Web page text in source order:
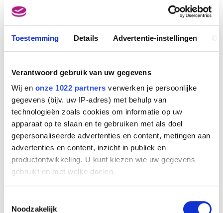
Toestemming Details Advertentie-instellingen
Verantwoord gebruik van uw gegevens
Wij en onze 1022 partners verwerken je persoonlijke
gegevens (bijv. uw IP-adres) met behulp van
technologieën zoals cookies om informatie op uw
apparaat op te slaan en te gebruiken met als doel
gepersonaliseerde advertenties en content, metingen aan
advertenties en content, inzicht in publiek en
productontwikkeling. U kunt kiezen wie uw gegevens
gebruikt en met welke doelen.
Informatie verzamelen over uw geografische
Noodzakelijk